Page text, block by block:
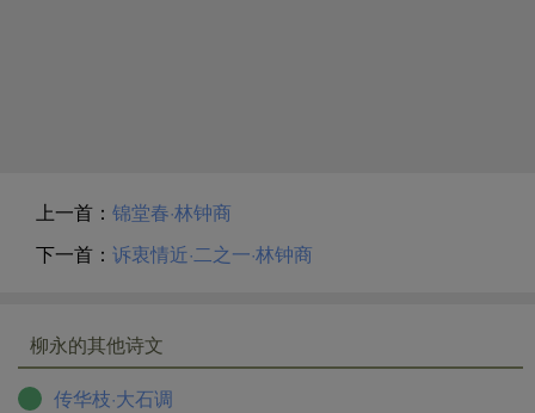
上一首： 锦堂春·林钟商
下一首： 诉衷情近·二之一·林钟商
柳永的其他诗文
传华枝·大石调